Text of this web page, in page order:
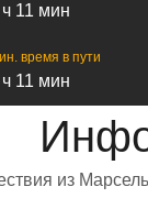
11 мин
время в пути
11 мин
из